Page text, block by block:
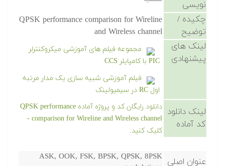
نویسی
چکیده /
توضیح
QPSK performance comparison for Wireline
and Wireless channel
لینک های
پیشنهادی
مجموعه فیلم های آموزشی میکروکنترلر
PIC با کامپایلر CCS
فیلم آموزشی شبیه سازی یک مدار مرتبه
اول RC در سیمیولینک
لینک دانلود
کد آماده
دانلود رایگان کد و پروژه آماده QPSK performance
comparison for Wireline and Wireless channel -
کلیک کنید.
عنوان اصلی ASK, OOK, FSK, BPSK, QPSK, 8PSK